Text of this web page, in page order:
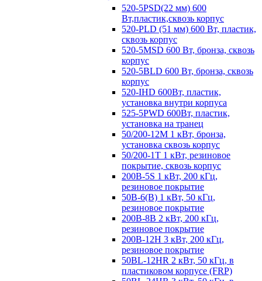
520-5PSD(22 мм) 600
Вт,пластик,сквозь корпус
520-PLD (51 мм) 600 Вт, пластик,
сквозь корпус
520-5MSD 600 Вт, бронза, сквозь
корпус
520-5BLD 600 Вт, бронза, сквозь
корпус
520-IHD 600Вт, пластик,
установка внутри корпуса
525-5PWD 600Вт, пластик,
установка на транец
50/200-12M 1 кВт, бронза,
установка сквозь корпус
50/200-1T 1 кВт, резиновое
покрытие, сквозь корпус
200B-5S 1 кВт, 200 кГц,
резиновое покрытие
50B-6(B) 1 кВт, 50 кГц,
резиновое покрытие
200B-8B 2 кВт, 200 кГц,
резиновое покрытие
200B-12H 3 кВт, 200 кГц,
резиновое покрытие
50BL-12HR 2 кВт, 50 кГц, в
пластиковом корпусе (FRP)